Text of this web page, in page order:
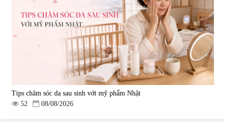
Tips chăm sóc da sau sinh với mỹ phẩm Nhật
52
08/08/2026